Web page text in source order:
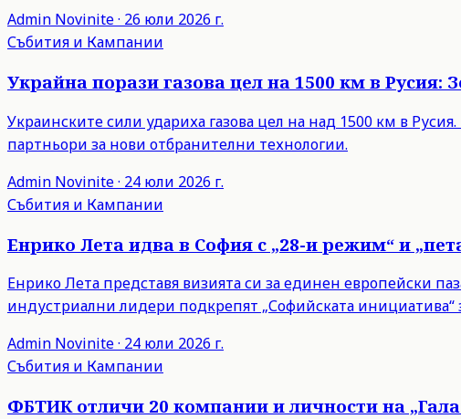
Admin Novinite· 26 юли 2026 г.
Събития и Кампании
Украйна порази газова цел на 1500 км в
Украинските сили удариха газова цел на над 1500 км в
партньори за нови отбранителни технологии.
Admin Novinite· 24 юли 2026 г.
Събития и Кампании
Енрико Лета идва в София с „28-и режим“ и
Енрико Лета представя визията си за единен европейски
индустриални лидери подкрепят „Софийската инициатива“
Admin Novinite· 24 юли 2026 г.
Събития и Кампании
ФБТИК отличи 20 компании и личности на